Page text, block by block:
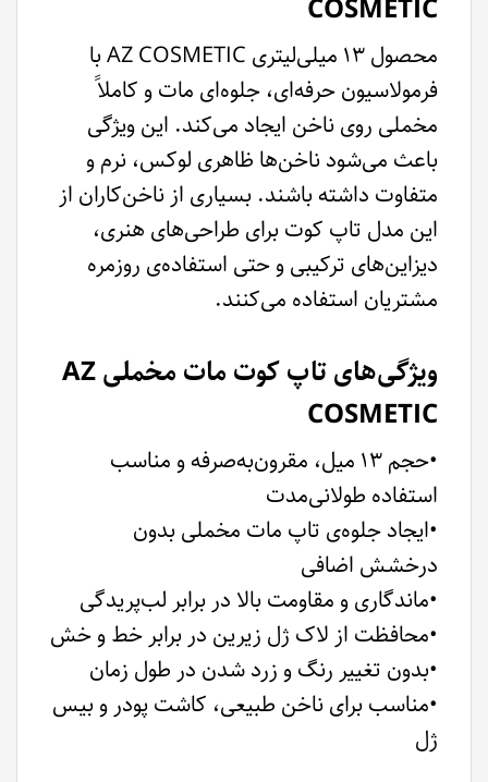
COSMETIC
محصول ۱۳ میلی‌لیتری AZ COSMETIC با
فرمولاسیون حرفه‌ای، جلوه‌ای مات و کاملاً
مخملی روی ناخن ایجاد می‌کند. این ویژگی
باعث می‌شود ناخن‌ها ظاهری لوکس، نرم و
متفاوت داشته باشند. بسیاری از ناخن‌کاران از
این مدل تاپ کوت برای طراحی‌های هنری،
دیزاین‌های ترکیبی و حتی استفاده‌ی روزمره
مشتریان استفاده می‌کنند.
ویژگی‌های تاپ کوت مات مخملی AZ
COSMETIC
•حجم ۱۳ میل، مقرون‌به‌صرفه و مناسب
استفاده طولانی‌مدت
•ایجاد جلوه‌ی تاپ مات مخملی بدون
درخشش اضافی
•ماندگاری و مقاومت بالا در برابر لب‌پریدگی
•محافظت از لاک ژل زیرین در برابر خط و خش
•بدون تغییر رنگ و زرد شدن در طول زمان
•مناسب برای ناخن طبیعی، کاشت پودر و بیس
ژل